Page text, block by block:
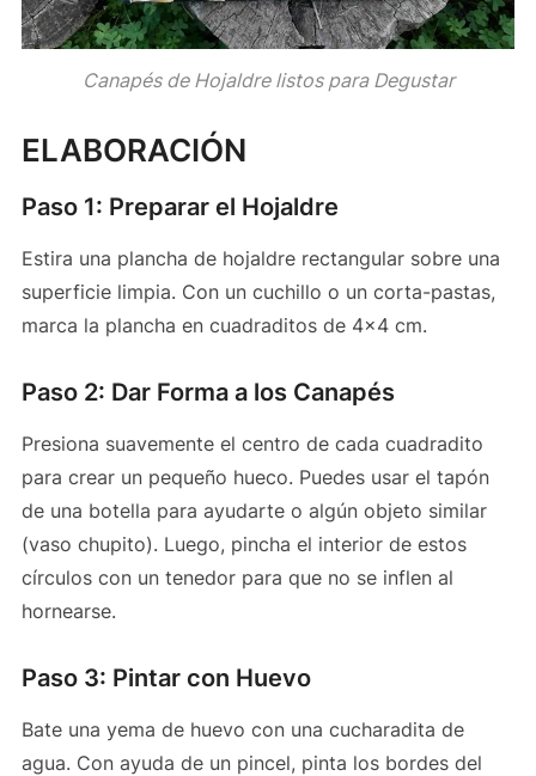
Canapés de Hojaldre listos para Degustar
ELABORACIÓN
Paso 1: Preparar el Hojaldre
Estira una plancha de hojaldre rectangular sobre una
superficie limpia. Con un cuchillo o un corta-pastas,
marca la plancha en cuadraditos de 4×4 cm.
Paso 2: Dar Forma a los Canapés
Presiona suavemente el centro de cada cuadradito
para crear un pequeño hueco. Puedes usar el tapón
de una botella para ayudarte o algún objeto similar
(vaso chupito). Luego, pincha el interior de estos
círculos con un tenedor para que no se inflen al
hornearse.
Paso 3: Pintar con Huevo
Bate una yema de huevo con una cucharadita de
agua. Con ayuda de un pincel, pinta los bordes del